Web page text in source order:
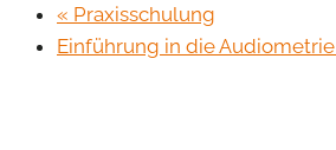
« Praxisschulung
Einführung in die Audiometrie